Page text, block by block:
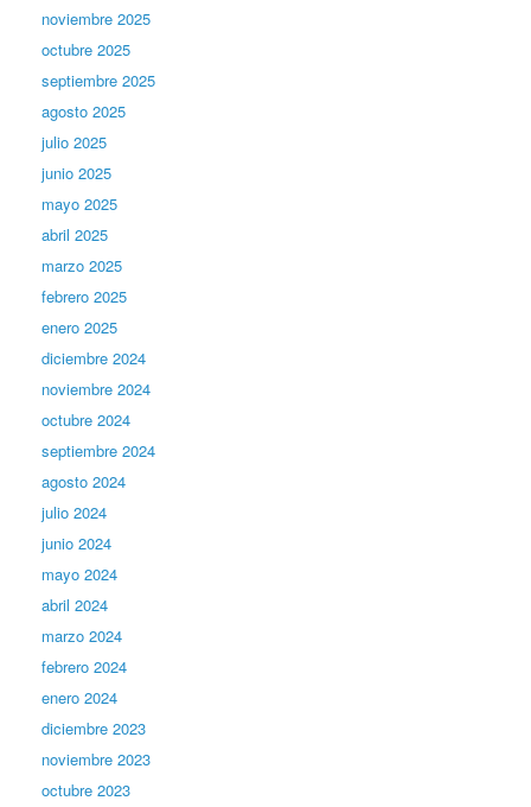
noviembre 2025
octubre 2025
septiembre 2025
agosto 2025
julio 2025
junio 2025
mayo 2025
abril 2025
marzo 2025
febrero 2025
enero 2025
diciembre 2024
noviembre 2024
octubre 2024
septiembre 2024
agosto 2024
julio 2024
junio 2024
mayo 2024
abril 2024
marzo 2024
febrero 2024
enero 2024
diciembre 2023
noviembre 2023
octubre 2023